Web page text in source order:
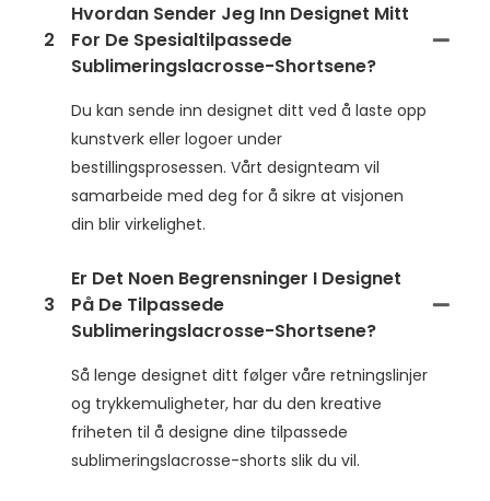
2
Hvordan Sender Jeg Inn Designet Mitt
For De Spesialtilpassede
Sublimeringslacrosse-Shortsene?
Du kan sende inn designet ditt ved å laste opp
kunstverk eller logoer under
bestillingsprosessen. Vårt designteam vil
samarbeide med deg for å sikre at visjonen
din blir virkelighet.
3
Er Det Noen Begrensninger I Designet
På De Tilpassede
Sublimeringslacrosse-Shortsene?
Så lenge designet ditt følger våre retningslinjer
og trykkemuligheter, har du den kreative
friheten til å designe dine tilpassede
sublimeringslacrosse-shorts slik du vil.